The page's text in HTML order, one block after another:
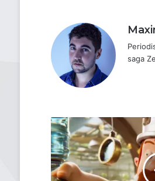
saga
Plants
vs.
Zombies:
Replanted
lanza